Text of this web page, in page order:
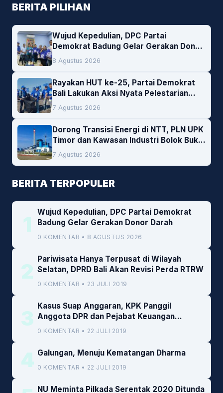
BERITA PILIHAN
Wujud Kepedulian, DPC Partai
Demokrat Badung Gelar Gerakan Donor
Darah
8 Agustus 2026
Rayakan HUT ke-25, Partai Demokrat
Bali Lakukan Aksi Nyata Pelestarian
Lingkungan
7 Agustus 2026
Dorong Transisi Energi di NTT, PLN UPK
Timor dan Kawasan Industri Bolok Buka
Peluang Investasi Woodchip untuk
Cofiring PLTU Bolok
7 Agustus 2026
BERITA TERPOPULER
1
Wujud Kepedulian, DPC Partai Demokrat
Badung Gelar Gerakan Donor Darah
0 KOMENTAR • 8 AGUSTUS 2026
2
Pariwisata Hanya Terpusat di Wilayah
Selatan, DPRD Bali Akan Revisi Perda RTRW
0 KOMENTAR • 23 JULI 2019
3
Kasus Suap Anggaran, KPK Panggil
Anggota DPR dan Pejabat Keuangan
Kemenkeu
0 KOMENTAR • 22 JULI 2019
4 Galungan, Menuju Kematangan Dharma
0 KOMENTAR • 22 JULI 2019
NU Meminta Pilkada Serentak 2020 Ditunda